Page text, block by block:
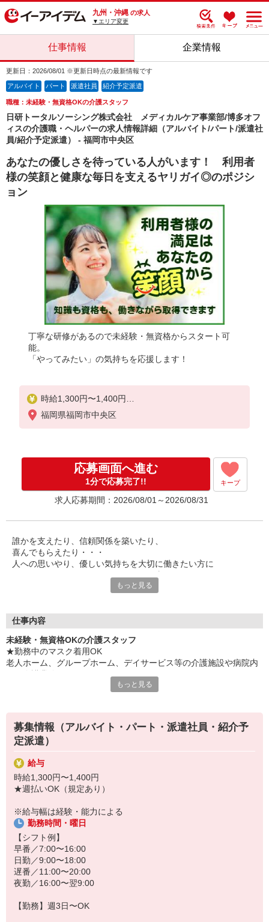
九州・沖縄 の求人
▼エリア変更
仕事情報 企業情報
更新日：2026/08/01 ※更新日時点の最新情報です
アルバイト パート 派遣社員 紹介予定派遣
職種：未経験・無資格OKの介護スタッフ
日研トータルソーシング株式会社 メディカルケア事業部/博多オフ
ィスの介護職・ヘルパーの求人情報詳細（アルバイト/パート/派遣社
員/紹介予定派遣） - 福岡市中央区
あなたの優しさを待っている人がいます！ 利用者
様の笑顔と健康な毎日を支えるヤリガイ◎のポジシ
ョン
丁寧な研修があるので未経験・無資格からスタート可
能。
「やってみたい」の気持ちを応援します！
時給1,300円〜1,400円
★週払いOK（規定あり）
福岡県福岡市中央区
応募画面へ進む
1分で応募完了!! キープ
求人応募期間：2026/08/01～2026/08/31
誰かを支えたり、信頼関係を築いたり、
喜んでもらえたり・・・
人への思いやり、優しい気持ちを大切に働きたい方に
任せ。
安心・快適な毎日を支えていきましょう！
勤務場所やワークスタイル、環境など・・・
遠慮なく希望を聞かせてください◎
あなたがイキイキと活躍できる場をご紹介します！
もっと見る
仕事内容
未経験・無資格OKの介護スタッフ
★勤務中のマスク着用OK
老人ホーム、グループホーム、デイサービス等の介護施設や病院内
・薬やおしぼりの準備などのケア
・体操や季節ごとのレクリエーション
・歩行、車椅子の介助
・見守り
※施設により異なります
★施設内は冷暖房完備！いつでも快適にお仕事できますよ！
あなたのスキルに合わせて少しずつお仕事をお願いしていきます。
20代・30代・40代・50代・60代、
若手からミドル、中高年（エルダー）、シニア世代まで幅広く活躍
中！
「こんな時だからこそ、しっかり稼いでおきたい！」
「すぐに働けるところはないかな…」
「しっかり稼げるアルバイトを探してる。」
そんな方もぜひ！お気軽にご連絡ください♪
もっと見る
募集情報（アルバイト・パート・派遣社員・紹介予
定派遣）
給与
時給1,300円〜1,400円
★週払いOK（規定あり）
※給与幅は経験・能力による
勤務時間・曜日
【シフト例】
早番／7:00〜16:00
日勤／9:00〜18:00
遅番／11:00〜20:00
夜勤／16:00〜翌9:00
【勤務】週3日〜OK